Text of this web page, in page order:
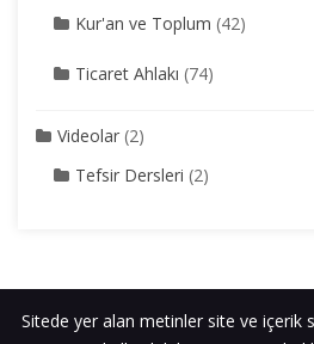
Kur'an ve Toplum (42)
Ticaret Ahlakı (74)
Videolar (2)
Tefsir Dersleri (2)
Sitede yer alan metinler site ve içerik